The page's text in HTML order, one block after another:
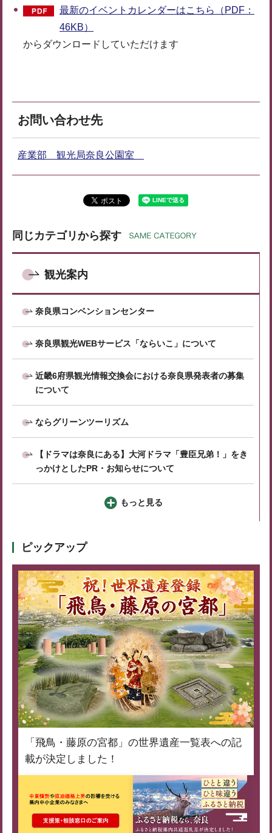
最新のイベントカレンダーはこちら（PDF：
46KB）
からダウンロードしていただけます
お問い合わせ先
産業部 観光局奈良公園室
同じカテゴリから探す
観光案内
奈良県コンベンションセンター
奈良県観光WEBサービス「ならいこ」について
近畿6府県観光情報交換会における奈良県発表者の募集
について
ならグリーンツーリズム
【ドラマは奈良にある】大河ドラマ「豊臣兄弟！」をき
っかけとしたPR・お知らせについて
もっと見る
ピックアップ
「飛鳥・藤原の宮都」の世界遺産一覧表への記
載が決定しました！